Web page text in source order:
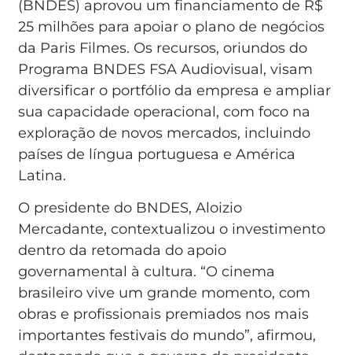
(BNDES) aprovou um financiamento de R$
25 milhões para apoiar o plano de negócios
da Paris Filmes. Os recursos, oriundos do
Programa BNDES FSA Audiovisual, visam
diversificar o portfólio da empresa e ampliar
sua capacidade operacional, com foco na
exploração de novos mercados, incluindo
países de língua portuguesa e América
Latina.
O presidente do BNDES, Aloizio
Mercadante, contextualizou o investimento
dentro da retomada do apoio
governamental à cultura. “O cinema
brasileiro vive um grande momento, com
obras e profissionais premiados nos mais
importantes festivais do mundo”, afirmou,